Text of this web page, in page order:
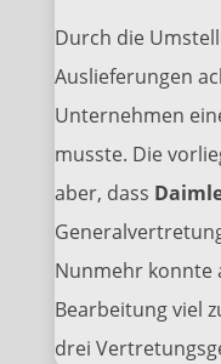
Durch die
Auslieferungen
Unternehmen
musste. Die
aber, dass
Nunmehr konnte
Bearbeitung viel
drei